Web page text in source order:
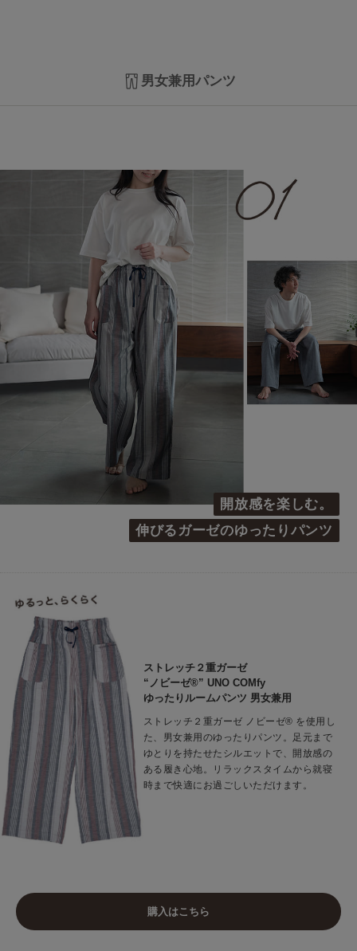
男女兼用パンツ
開放感を楽しむ。
伸びるガーゼのゆったりパンツ
ストレッチ２重ガーゼ
“ノビーゼ®” UNO COMfy
ゆったりルームパンツ 男女兼用
ストレッチ２重ガーゼ ノビーゼ® を使用し
た、男女兼用のゆったりパンツ。足元まで
ゆとりを持たせたシルエットで、開放感の
ある履き心地。リラックスタイムから就寝
時まで快適にお過ごしいただけます。
購入はこちら